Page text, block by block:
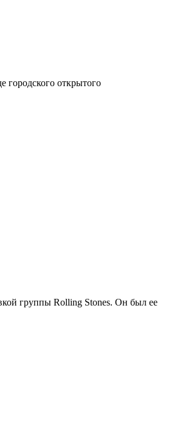
городского открытого
группы Rolling Stones. Он был ее